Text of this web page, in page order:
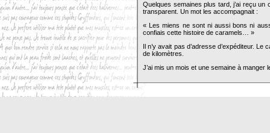
Quelques semaines plus tard, j’ai reçu
transparent. Un mot les accompagnait :
« Les miens ne sont ni aussi bons ni
confiais cette histoire de caramels… »
Il n’y avait pas d’adresse d’expéditeur.
de kilomètres.
J’ai mis un mois et une semaine à manger